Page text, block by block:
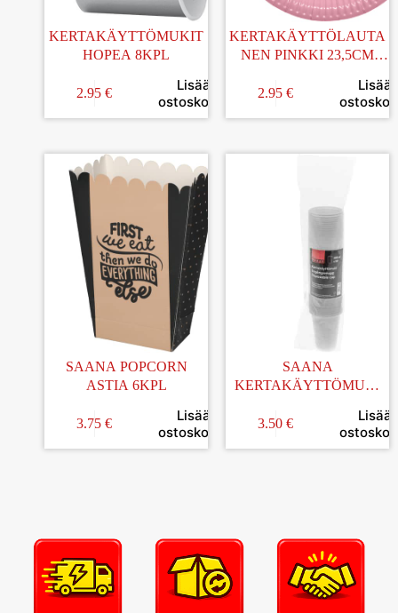
KERTAKÄYTTÖMUKIT
HOPEA 8KPL
2.95 €
Lisää
ostoskoriin
KERTAKÄYTTÖLAUTA
NEN PINKKI 23,5CM
2.95 €
Lisää
SAANA POPCORN
ASTIA 6KPL
3.75 €
Lisää
ostoskoriin
SAANA
KERTAKÄYTTÖMUKI
3.50 €
Lisää